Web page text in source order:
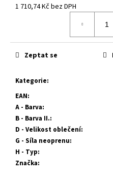
1 710,74 Kč bez DPH
Kategorie:
EAN:
A - Barva:
B - Barva II.:
D - Velikost oblečení:
G - Síla neoprenu:
H - Typ:
Značka:
Zeptat se
p
o
u
u